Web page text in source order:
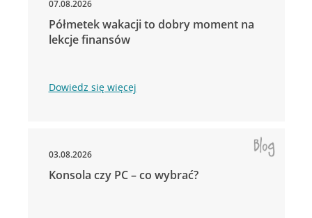
07.08.2026
Półmetek wakacji to dobry moment na
lekcje finansów
Dowiedz się więcej
03.08.2026
Konsola czy PC – co wybrać?